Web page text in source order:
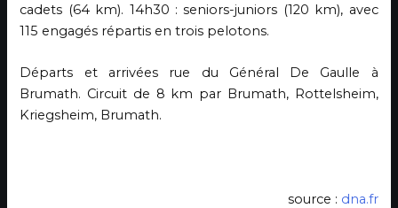
cadets (64 km). 14h30 : seniors-juniors (120 km), avec
115 engagés répartis en trois pelotons.
Départs et arrivées rue du Général De Gaulle à
Brumath. Circuit de 8 km par Brumath, Rottelsheim,
Kriegsheim, Brumath.
source : dna.fr